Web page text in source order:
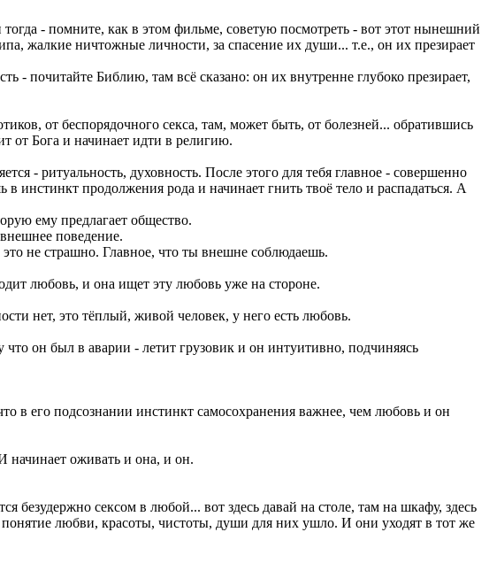
- помните, как в этом фильме, советую посмотреть - вот этот нынешний
жалкие ничтожные личности, за спасение их души... т.е., он их презирает
- почитайте Библию, там всё сказано: он их внутренне глубоко презирает,
от беспорядочного секса, там, может быть, от болезней... обратившись
от Бога и начинает идти в религию.
- ритуальность, духовность. После этого для тебя главное - совершенно
продолжения рода и начинает гнить твоё тело и распадаться. А
ему предлагает общество.
поведение.
не страшно. Главное, что ты внешне соблюдаешь.
любовь, и она ищет эту любовь уже на стороне.
нет, это тёплый, живой человек, у него есть любовь.
он был в аварии - летит грузовик и он интуитивно, подчиняясь
в его подсознании инстинкт самосохранения важнее, чем любовь и он
начинает оживать и она, и он.
безудержно сексом в любой... вот здесь давай на столе, там на шкафу, здесь
любви, красоты, чистоты, души для них ушло. И они уходят в тот же